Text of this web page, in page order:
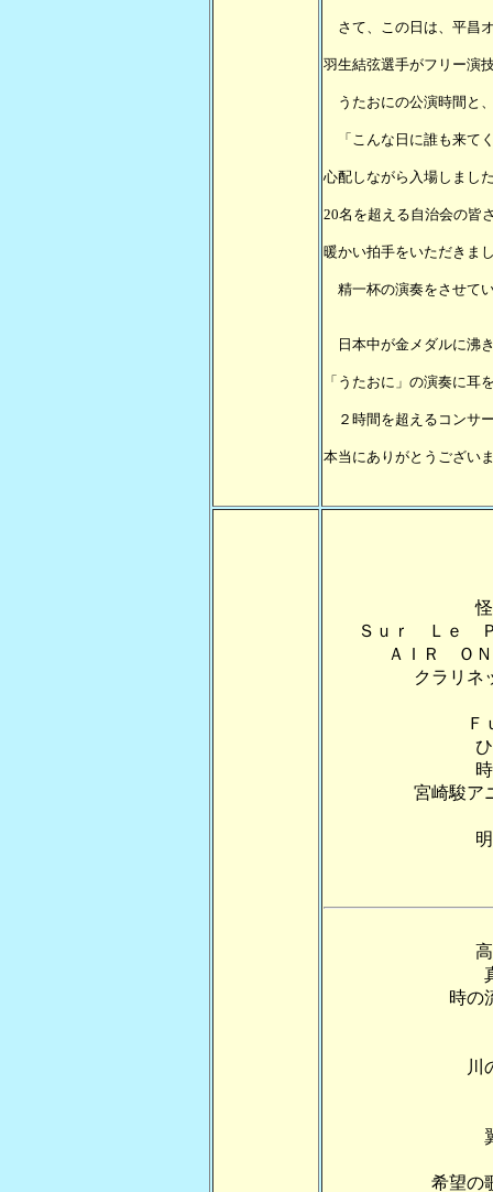
さて、この日は、平昌
羽生結弦選手がフリー演
うたおにの公演時間と
「こんな日に誰も来て
心配しながら入場しまし
20名を超える自治会の皆
暖かい拍手をいただきま
精一杯の演奏をさせて
日本中が金メダルに沸
「うたおに」の演奏に耳
２時間を超えるコンサ
本当にありがとうござい
Ｓｕｒ Ｌｅ
ＡＩＲ Ｏ
クラリネ
Ｆ
宮崎駿ア
時の
川
希望の